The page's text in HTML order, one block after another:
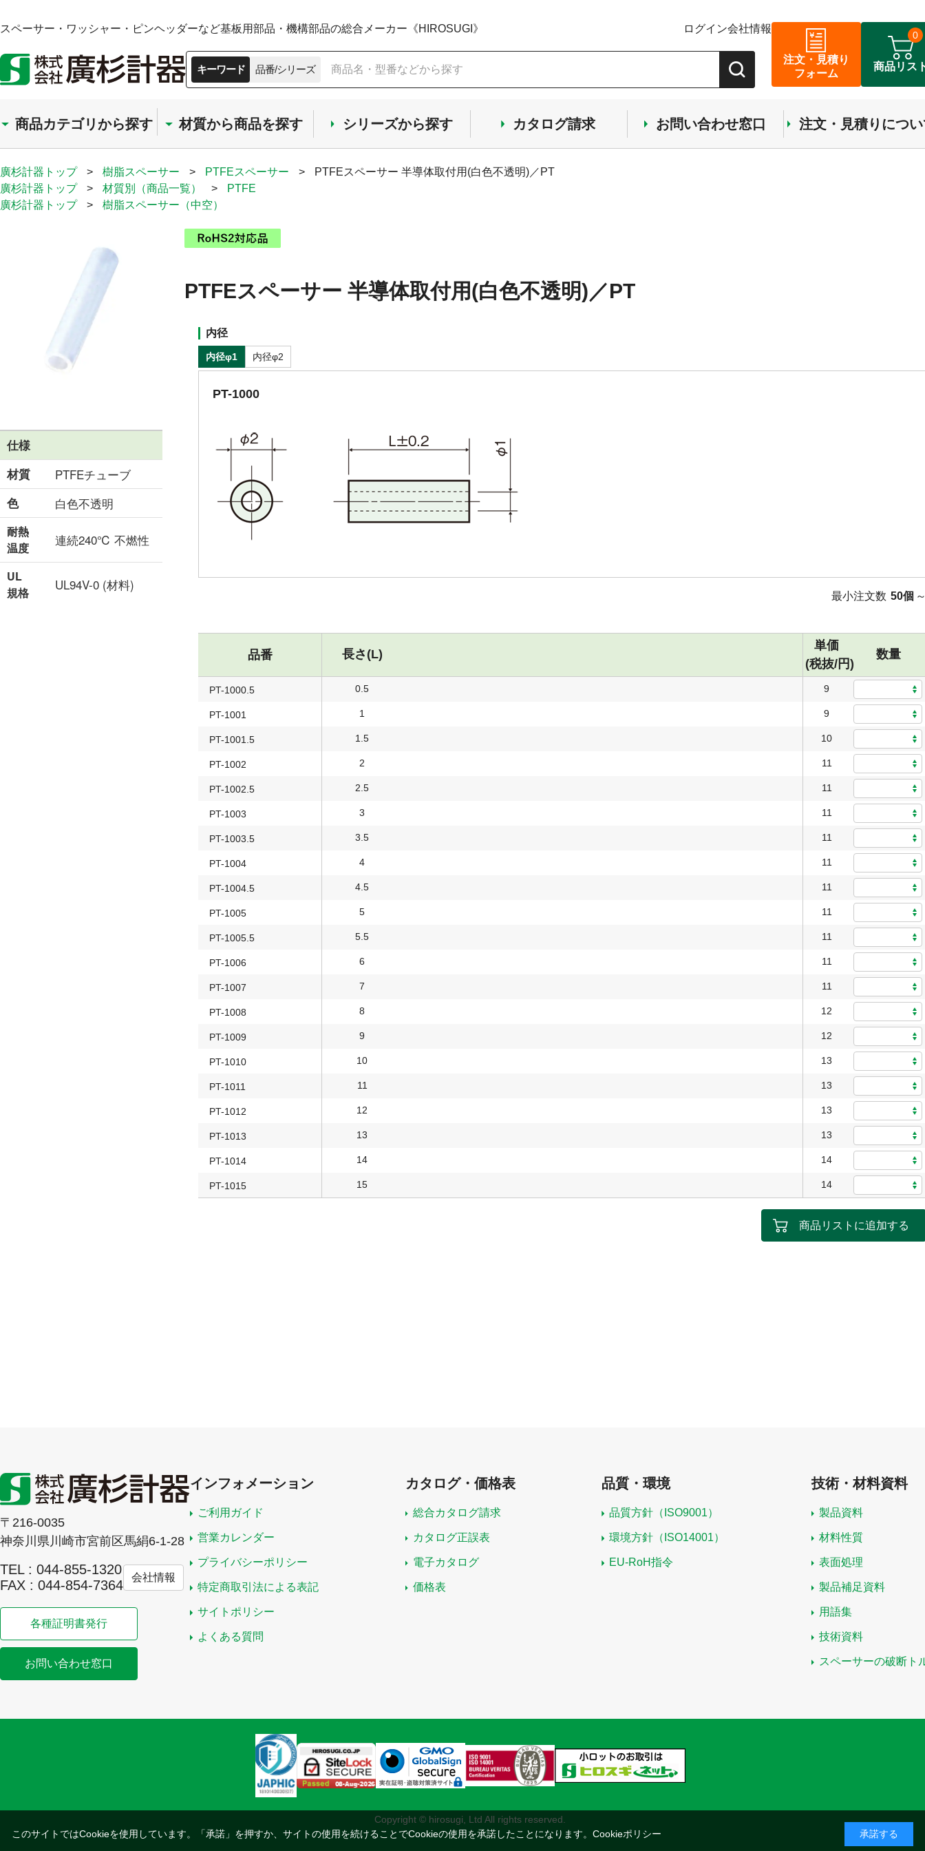
スペーサー・ワッシャー・ピンヘッダーなど基板用部品・機構部品の総合メーカー《HIROSUGI》 ログイン会社情報
キーワード 品番/シリーズ
注文・見積り
フォーム
商品リス
0
商品カテゴリから探す 材質から商品を探す シリーズから探す カタログ請求 お問い合わせ窓口 注文・見積りにつ
廣杉計器トップ > 樹脂スペーサー > PTFEスペーサー >
PTFEスペーサー 半導体取付用(白色不透明)／PT
廣杉計器トップ
> 材質別（商品一覧） >
PTFE
廣杉計器トップ
> 樹脂スペーサー（中空）
仕様
材質
PTFEチューブ
色 白色不透明
耐熱
温度
連続240℃ 不燃性
UL
規格
UL94V-0 (材料)
PTFEスペーサー 半導体取付用(白色不透明)／PT
内径
内径φ1 内径φ2
PT-1000
最小注文数 50個
品番 長さ(L)
単価
(税抜/円)
数量
PT-1000.5 0.5 9
PT-1001 1 9
PT-1001.5 1.5 10
PT-1002 2 11
PT-1002.5 2.5 11
PT-1003 3 11
PT-1003.5 3.5 11
PT-1004 4 11
PT-1004.5 4.5 11
PT-1005 5 11
PT-1005.5 5.5 11
PT-1006 6 11
PT-1007 7 11
PT-1008 8 12
PT-1009 9 12
PT-1010 10 13
PT-1011 11 13
PT-1012 12 13
PT-1013 13 13
PT-1014 14 14
PT-1015 15 14
商品リストに追加する
〒216-0035
神奈川県川崎市宮前区馬絹6-1-28
TEL : 044-855-1320
FAX : 044-854-7364
会社情報
各種証明書発行
お問い合わせ窓口
インフォメーション
ご利用ガイド
営業カレンダー
プライバシーポリシー
特定商取引法による表記
サイトポリシー
よくある質問
カタログ・価格表
総合カタログ請求
カタログ正誤表
電子カタログ
価格表
品質・環境
品質方針（ISO9001）
環境方針（ISO14001）
EU-RoH指令
技術・材料資料
製品資料
材料性質
表面処理
製品補足資料
用語集
技術資料
スペーサーの破断ト
Copyright © hirosugi, Ltd All rights reserved.
このサイトではCookieを使用しています。「承諾」を押すか、サイトの使用を続けることでCookieの使用を承諾したことになります。 Cookieポリシー 承諾する